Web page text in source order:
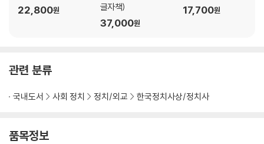
22,800원
글자책)
37,000원
17,700원
관련 분류
국내도서 사회 정치 정치/외교 한국정치사상/정치사
품목정보